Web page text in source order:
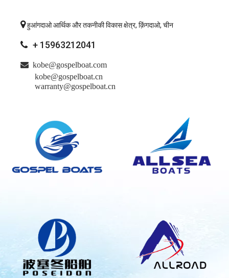
हुआंगदाओ आर्थिक और तकनीकी विकास क्षेत्र, क़िंगदाओ, चीन
 + 15963212041
 kobe@gospelboat.com
kobe@gospelboat.cn
warranty@gospelboat.cn